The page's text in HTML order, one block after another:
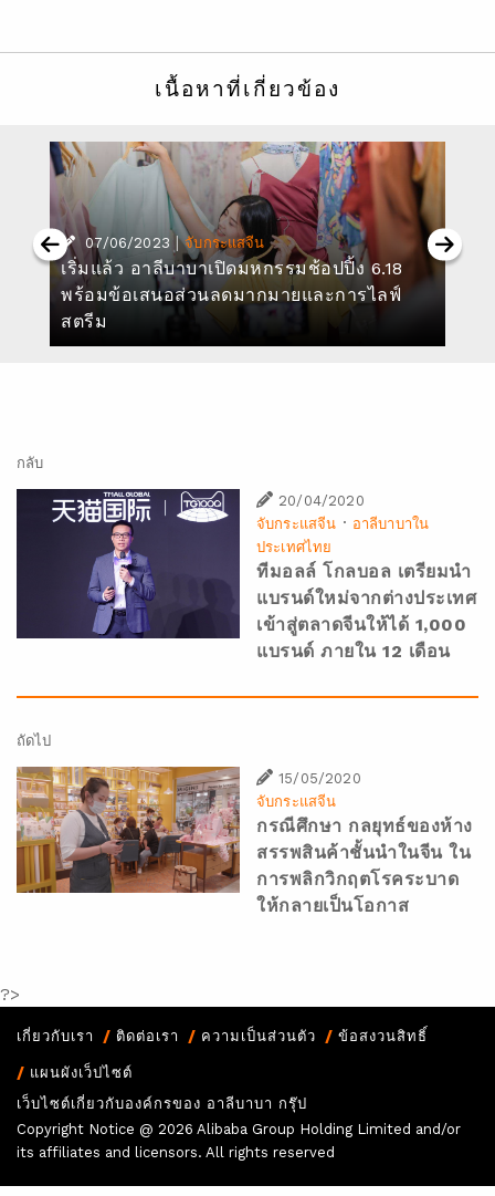
เนื้อหาที่เกี่ยวข้อง
07/06/2023 | จับกระแสจีน
เริ่มแล้ว อาลีบาบาเปิดมหกรรมช้อปปิ้ง 6.18
พร้อมข้อเสนอส่วนลดมากมายและการไลฟ์
สตรีม
กลับ
20/04/2020
จับกระแสจีน · อาลีบาบาใน
ประเทศไทย
ทีมอลล์ โกลบอล เตรียมนำ
แบรนด์ใหม่จากต่างประเทศ
เข้าสู่ตลาดจีนให้ได้ 1,000
แบรนด์ ภายใน 12 เดือน
ถัดไป
15/05/2020
จับกระแสจีน
กรณีศึกษา กลยุทธ์ของห้าง
สรรพสินค้าชั้นนำในจีน ใน
การพลิกวิกฤตโรคระบาด
ให้กลายเป็นโอกาส
?>
เกี่ยวกับเรา ติดต่อเรา ความเป็นส่วนตัว ข้อสงวนสิทธิ์
แผนผังเว็ปไซต์
เว็บไซต์เกี่ยวกับองค์กรของ อาลีบาบา กรุ๊ป
Copyright Notice @ 2026 Alibaba Group Holding Limited and/or
its affiliates and licensors. All rights reserved